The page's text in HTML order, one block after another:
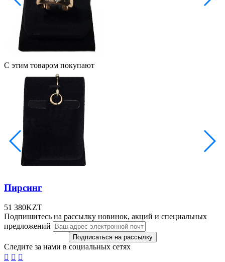
С этим товаром покупают
Пирсинг
51 380KZT
Подпишитесь на рассылку новинок, акций и специальных
предложений
Следите за нами в социальных сетях
  